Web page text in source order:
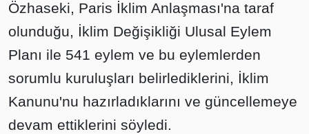
Özhaseki, Paris İklim Anlaşması'na taraf
olunduğu, İklim Değişikliği Ulusal Eylem
Planı ile 541 eylem ve bu eylemlerden
sorumlu kuruluşları belirlediklerini, İklim
Kanunu'nu hazırladıklarını ve güncellemeye
devam ettiklerini söyledi.